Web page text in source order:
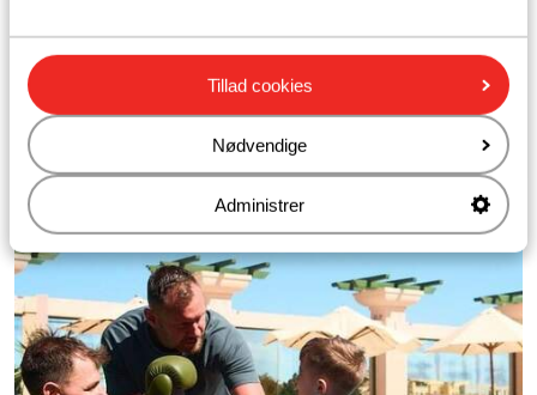
Tillad cookies
Nødvendige
Administrer
familien, kan vi nu også tilbyde overnatning på
Three Corners Rihana Resort- et super lækkert
All Inclusive hotel kun 15 minutters gang fra Ocean
View. Tag hele familien med på ferie, mens du
dyrker din passion for sport og velvære.